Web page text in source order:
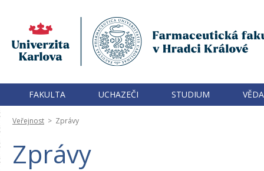
FAKULTA UCHAZEČI STUDIUM
Veřejnost > Zprávy
Zprávy